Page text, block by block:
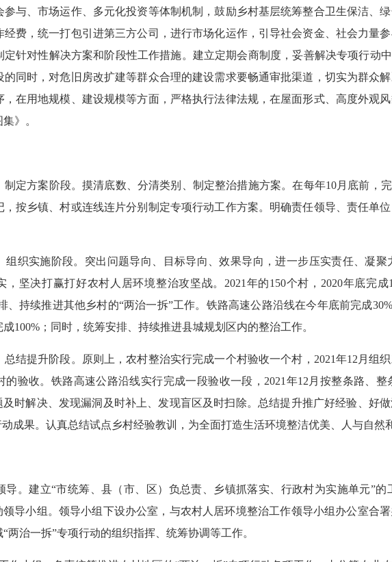
参与、市场运作、多元化投资等体制机制，鼓励乡村基层统筹整合卫生保洁、
经费，统一打包引进第三方公司，进行市场化运作，引导社会资金、社会力量
针对性解决方案和阶段性工作措施。建立定期会商制度，妥善解决专项行动
的同时，对危旧房改扩建等群众合理的建设需求要畅通审批渠道，切实为群众
，在用地规模、建设规模等方面，严格执行法律法规，在屋面形式、高度外观
》。
方案阶段。摸清底数、分清类别、制定整治措施方案。在每年10月底前，
，按乡镇、村或连线连片分别制定专项行动工作方案。明确责任领导、责任单
实施阶段。突出问题导向、目标导向、效果导向，进一步压实责任、凝聚
，坚决打赢打好农村人居环境整治攻坚战。2021年的150个村，2020年底完
、持续推进其他乡村的“两治一拆”工作。铁路高速公路沿线在今年底前完成
100%；同时，统筹安排、持续推进县城规划区内的整治工作。
提升阶段。原则上，农村整治实行完成一个村验收一个村，2021年12月组
的验收。铁路高速公路沿线实行完成一段验收一段，2021年12月按整条路、
及时解决、发现漏洞及时补上、发现盲区及时扫除。总结提升推广好经验、好
成果。认真总结试点乡村经验教训，为全面打造生活环境整洁优美、人与自然
建立“市统筹、县（市、区）负总责、乡镇抓落实、行政村为实施单元”的
领导小组。领导小组下设办公室，与农村人居环境整治工作领导小组办公室合
两治一拆”专项行动的组织指挥、统筹协调等工作。